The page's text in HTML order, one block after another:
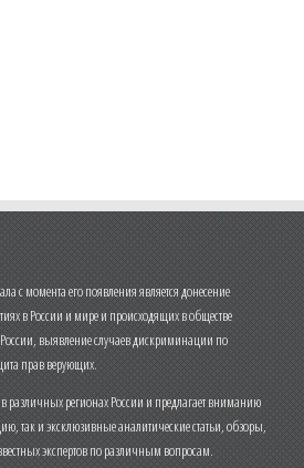
с момента его появления является донесение
в России и мире и происходящих в обществе
выявление случаев дискриминации по
прав верующих.
различных регионах России и предлагает вниманию
так и эксклюзивные аналитические статьи, обзоры,
экспертов по различным вопросам.